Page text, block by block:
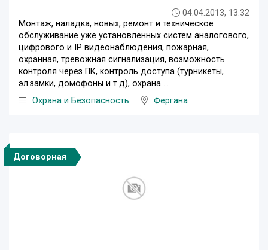
04.04.2013, 13:32
Монтаж, наладка, новых, ремонт и техническое
обслуживание уже установленных систем аналогового,
цифрового и IP видеонаблюдения, пожарная,
охранная, тревожная сигнализация, возможность
контроля через ПК, контроль доступа (турникеты,
эл.замки, домофоны и т.д), охрана ...
Охрана и Безопасность
Фергана
Договорная